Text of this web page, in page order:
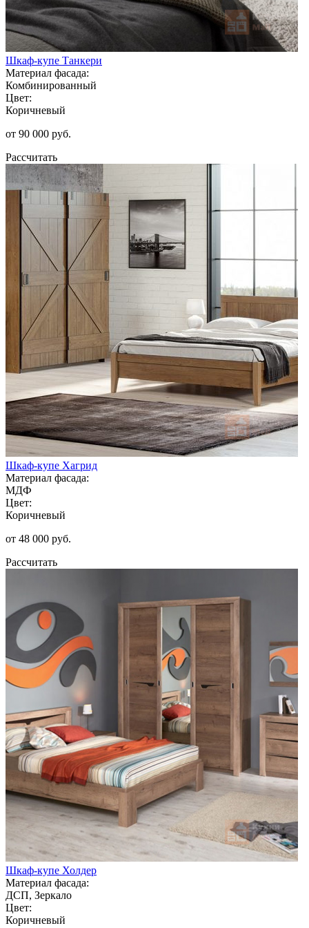
Шкаф-купе Танкери
Материал фасада:
Комбинированный
Цвет:
Коричневый
от 90 000 руб.
Рассчитать
Шкаф-купе Хагрид
Материал фасада:
МДФ
Цвет:
Коричневый
от 48 000 руб.
Рассчитать
Шкаф-купе Холдер
Материал фасада:
ДСП, Зеркало
Цвет:
Коричневый